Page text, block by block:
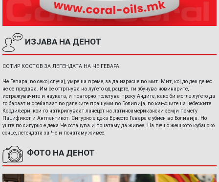
ИЗЈАВА НА ДЕНОТ
СОТИР КОСТОВ ЗА ЛЕГЕНДАТА НА ЧЕ ГЕВАРА
Че Гевара, во секој случај, умре на време, за да израсне во мит. Мит, кој до ден денес
не се предава. Им се оттргнува на луѓето од рацете, ги збунува новинарите,
истражувачите и науката, и повторно полетува преку Андите, како би могле луѓето да
го бараат и среќаваат во далеките прашуми во Боливија, во кањоните на небеските
Кордиљери, кои го наткрилуваат ланецот на латиноамерикански земји помеѓу
Пацификот и Антлантикот. Сигурно е дека Ернесто Гевара е убиен во Боливија. Но
уште по сигурно е дека Че останува и понатаму да живее. На вечно жешкото кубанско
сонце, легендата за Че и понатаму живее.
ФОТО НА ДЕНОТ